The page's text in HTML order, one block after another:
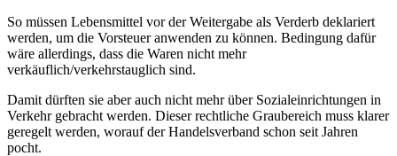
So müssen Lebensmittel vor der Weitergabe als Verderb deklariert
werden, um die Vorsteuer anwenden zu können. Bedingung dafür
wäre allerdings, dass die Waren nicht mehr
verkäuflich/verkehrstauglich sind.
Damit dürften sie aber auch nicht mehr über Sozialeinrichtungen in
Verkehr gebracht werden. Dieser rechtliche Graubereich muss klarer
geregelt werden, worauf der Handelsverband schon seit Jahren
pocht.